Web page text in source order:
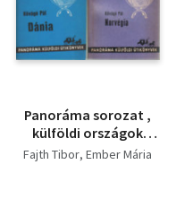
Panoráma sorozat ,
külföldi országok
utikönyve ( 10 db )
Fajth Tibor Ember Mária